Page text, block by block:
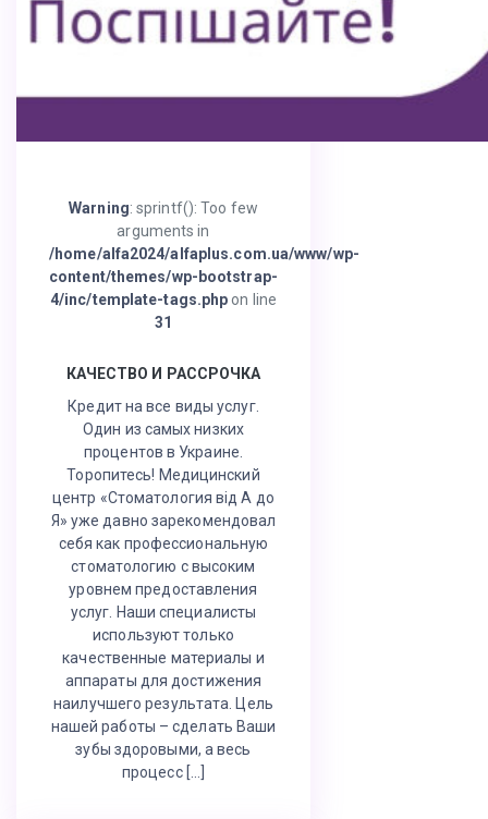
Warning: sprintf(): Too few
arguments in
/home/alfa2024/alfaplus.com.ua/www/wp-
content/themes/wp-bootstrap-
4/inc/template-tags.php on line
31
КАЧЕСТВО И РАССРОЧКА
Кредит на все виды услуг.
Один из самых низких
процентов в Украине.
Торопитесь! Медицинский
центр «Стоматология від А до
Я» уже давно зарекомендовал
себя как профессиональную
стоматологию с высоким
уровнем предоставления
услуг. Наши специалисты
используют только
качественные материалы и
аппараты для достижения
наилучшего результата. Цель
нашей работы – сделать Ваши
зубы здоровыми, а весь
процесс […]